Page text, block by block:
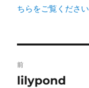
ちらをご覧ください
稿
前
前
lilypond